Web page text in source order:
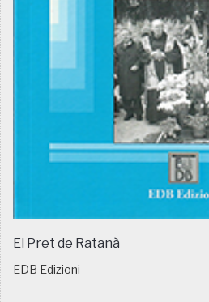
El Pret de Ratanà
EDB Edizioni